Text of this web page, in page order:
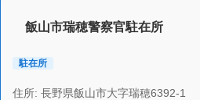
飯山市瑞穂警察官駐在所
駐在所
住所: 長野県飯山市大字瑞穂6392-1